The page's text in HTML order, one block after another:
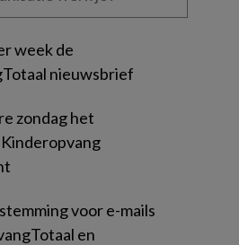
week de
nieuwsbrief
zondag het
voor e-mails
en